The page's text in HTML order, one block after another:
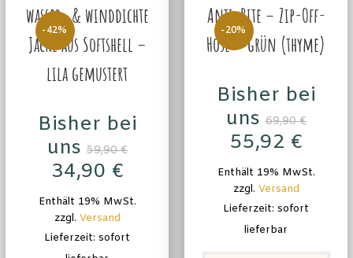
-42%
wasser- & winddichte
Jacke aus Softshell –
lila gemustert
Bisher bei
uns 59,90€
34,90 €
Enthält 19% MwSt.
zzgl. Versand
Lieferzeit: sofort
-20%
Anti-Bite – Zip-Off-
Hose – grün (thyme)
Bisher bei
uns 69,90€
55,92 €
Enthält 19% MwSt.
zzgl. Versand
Lieferzeit: sofort
lieferbar